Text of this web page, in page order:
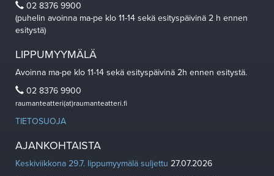
02 8376 9900
(puhelin avoinna ma-pe klo 11-14 sekä esityspäivinä 2 h ennen
esitystä)
LIPPUMYYMÄLÄ
Avoinna ma-pe klo 11-14 sekä esityspäivinä 2h ennen esitystä.
02 8376 9900
raumanteatteri(at)raumanteatteri.fi
TIETOSUOJA
AJANKOHTAISTA
Keskiviikkona 29.7. lippumyymälä suljettu 27.07.2026